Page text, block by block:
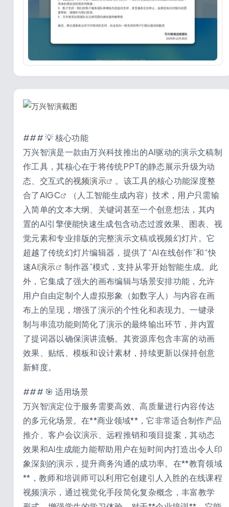
### 💡 核心功能
万兴智演是一款由万兴科技推出的AI驱动的演示文稿制
作工具，其核心在于将传统PPT的静态展示升级为动
态、交互式的视频演示
。该工具的核心功能深度整
合了AIGC
（人工智能生成内容）技术，用户只需输
入简单的文本大纲、关键词甚至一个创意想法，其内
置的AI引擎便能快速生成包含动态过渡效果、图表、视
觉元素和专业排版的完整演示文稿或视频幻灯片。它
超越了传统幻灯片编辑器，提供了“AI在线创作”和“快
速AI演示
制作器”模式，支持从零开始智能生成。此
外，它集成了强大的画布编辑与场景安排功能，允许
用户自由定制个人虚拟形象（如数字人）与内容在画
布上的呈现，增强了演示的个性化和表现力。一键录
制与串流功能则简化了演示的最终输出环节，并内置
了提词器以确保演讲流畅。其资源库包含丰富的动画
效果、贴纸、模板和设计素材，持续更新以保持创意
新鲜度。
### 🎯 适用场景
万兴智演定位于服务需要高效、高质量进行内容传达
的多元化场景。在**商业领域**，它非常适合制作产品
推介、客户会议演示、远程推销和项目提案，其动态
效果和AI生成能力能帮助用户在短时间内打造出令人印
象深刻的演示，提升商务沟通的成功率。在**教育领域
**，教师和培训师可以利用它创建引人入胜的在线课程
视频演示，通过视觉化手段简化复杂概念，丰富教学